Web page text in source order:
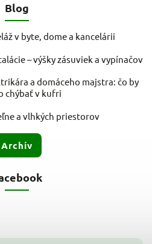
Blog
v byte, dome a kancelárii
– výšky zásuviek a vypínačov
a domáceho majstra: čo by
chýbať v kufri
a vlhkých priestorov
Archív